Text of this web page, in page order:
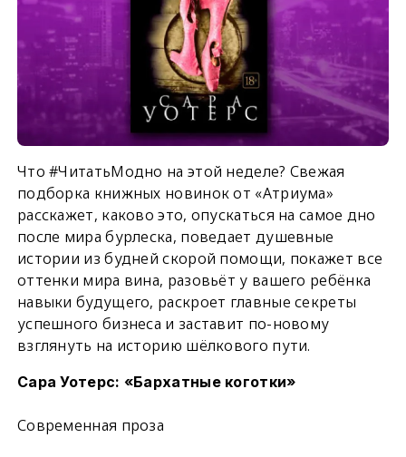
Что #ЧитатьМодно на этой неделе? Свежая
подборка книжных новинок от «Атриума»
расскажет, каково это, опускаться на самое дно
после мира бурлеска, поведает душевные
истории из будней скорой помощи, покажет все
оттенки мира вина, разовьёт у вашего ребёнка
навыки будущего, раскроет главные секреты
успешного бизнеса и заставит по-новому
взглянуть на историю шёлкового пути.
Сара Уотерс: «Бархатные коготки»
Современная проза